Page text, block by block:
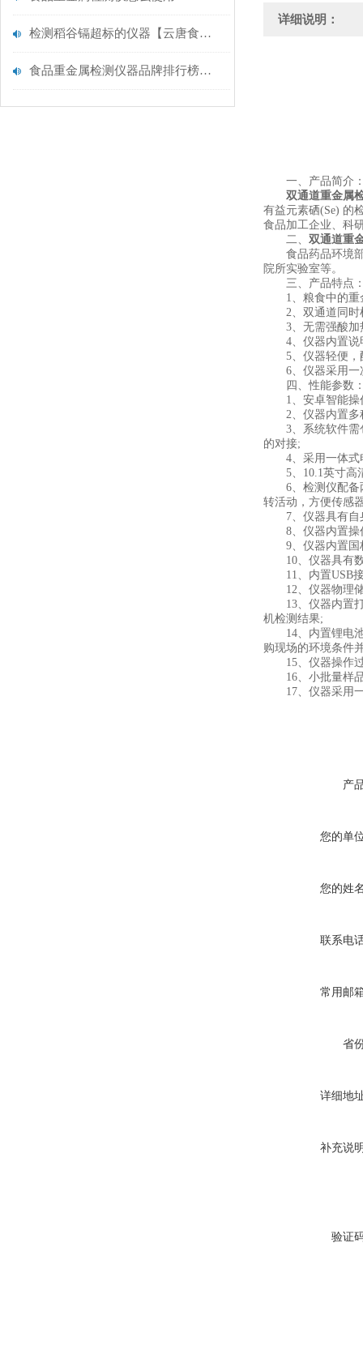
检测稻谷镉超标的仪器【云唐食品重金属检测仪推荐】
食品重金属检测仪器品牌排行榜@行业重磅推荐@云唐食品重金属检测仪
详细说明：
一、产品简介
双通道重金属
有益元素硒(Se) 的
食品加工企业、科
二、 双通道重
食品药品环境部
院所实验室等。
三、产品特点
1、粮食中的重金
2、双通道同时检
3、无需强酸加
4、仪器内置说明
5、仪器轻便，配
6、仪器采用一次
四、性能参数
1、安卓智能操作
2、仪器内置多种
3、系统软件需包
的对接;
4、采用一体式电
5、10.1英寸高清
6、检测仪配备两
转活动，方便传感
7、仪器具有自身
8、仪器内置操作
9、仪器内置国
10、仪器具有数
11、内置USB接
12、仪器物理储
13、仪器内置打
机检测结果;
14、内置锂电池
购现场的环境条件
15、仪器操作过
16、小批量样品
17、仪器采用一
产
您的单
您的姓
联系电
常用邮
省
详细地
补充说
验证